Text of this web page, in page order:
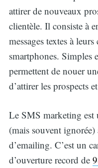
attirer de nouveaux
clientèle. Il consiste à
messages textes à
smartphones. Simples
permettent de nouer
d’attirer les prospects
Le SMS marketing est
(mais souvent ignorée)
d’emailing. C’est un
d’ouverture record de